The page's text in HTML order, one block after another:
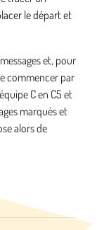
le départ et
et, pour
commencer par
C en C5 et
marqués et
alors de